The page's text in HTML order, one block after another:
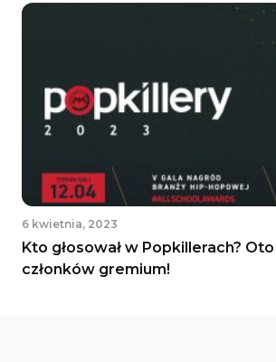
6 kwietnia, 2023
Kto głosował w Popkillerach?
członków gremium!